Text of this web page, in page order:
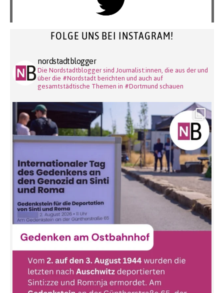
FOLGE UNS BEI INSTAGRAM!
nordstadtblogger
Die Nordstadtblogger sind Journalist:innen, die aus der und
über die #Nordstadt berichten und auch auf
gesamtstädtische Themen in #Dortmund schauen